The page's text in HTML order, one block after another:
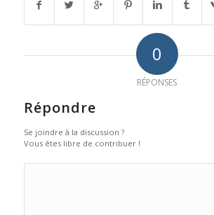
0
RÉPONSES
Répondre
Se joindre à la discussion ?
Vous êtes libre de contribuer !